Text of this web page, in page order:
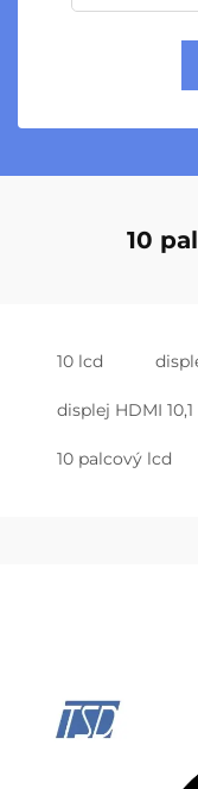
10
10 lcd
displej HDMI 10,1
10 palcový lcd